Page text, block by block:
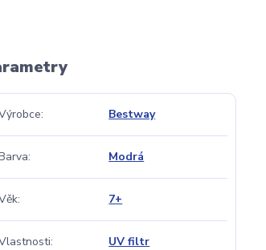
Bestway
Modrá
7+
UV filtr